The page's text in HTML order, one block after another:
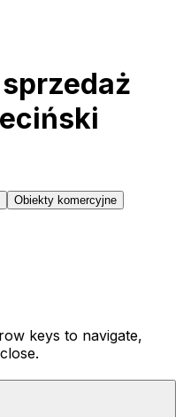
Obiekty komercyjne
keys to navigate,